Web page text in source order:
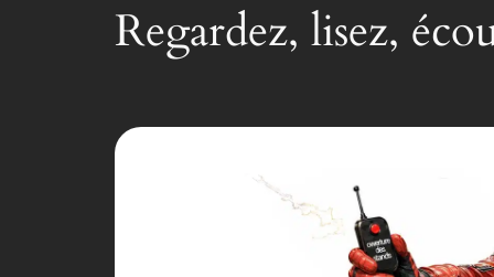
Regardez, lisez,